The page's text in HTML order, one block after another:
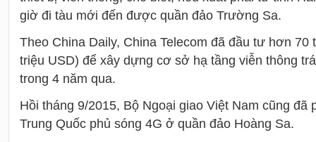
giờ đi tàu mới đến được quần đảo Trường Sa.
Theo China Daily, China Telecom đã đầu tư hơn 70
triệu USD) để xây dựng cơ sở hạ tầng viễn thông
trong 4 năm qua.
Hồi tháng 9/2015, Bộ Ngoại giao Việt Nam cũng đã
Trung Quốc phủ sóng 4G ở quần đảo Hoàng Sa.